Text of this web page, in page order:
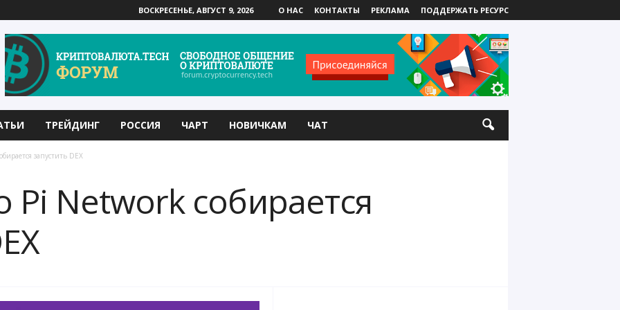
ВОСКРЕСЕНЬЕ, АВГУСТ 9, 2026 О НАС КОНТАКТЫ РЕКЛАМА ПОДДЕРЖАТЬ РЕСУРС
ТРЕЙДИНГ РОССИЯ ЧАРТ НОВИЧКАМ ЧАТ
запустить DEX
Pi Network собирается